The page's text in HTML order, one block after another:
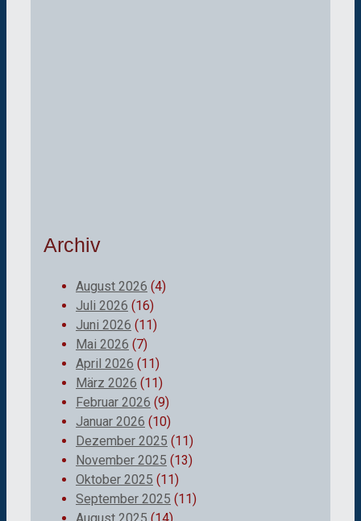
Archiv
August 2026 (4)
Juli 2026 (16)
Juni 2026 (11)
Mai 2026 (7)
April 2026 (11)
März 2026 (11)
Februar 2026 (9)
Januar 2026 (10)
Dezember 2025 (11)
November 2025 (13)
Oktober 2025 (11)
September 2025 (11)
August 2025 (14)